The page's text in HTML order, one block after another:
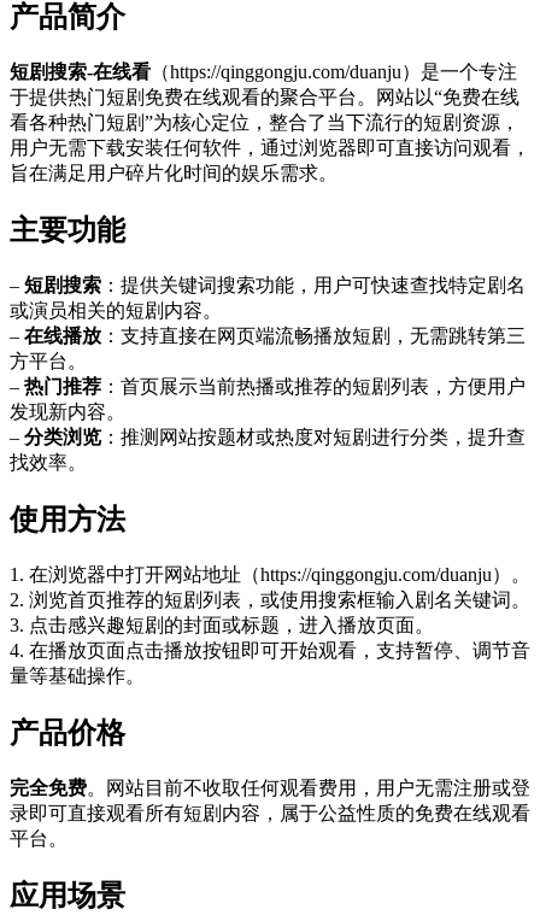
产品简介
短剧搜索-在线看 （https://qinggongju.com/duanju）是一个专注
于提供热门短剧免费在线观看的聚合平台。网站以“免费在线
看各种热门短剧”为核心定位，整合了当下流行的短剧资源，
用户无需下载安装任何软件，通过浏览器即可直接访问观看，
旨在满足用户碎片化时间的娱乐需求。
主要功能
– 短剧搜索 ：提供关键词搜索功能，用户可快速查找特定剧名
或演员相关的短剧内容。
– 在线播放 ：支持直接在网页端流畅播放短剧，无需跳转第三
方平台。
– 热门推荐 ：首页展示当前热播或推荐的短剧列表，方便用户
发现新内容。
– 分类浏览 ：推测网站按题材或热度对短剧进行分类，提升查
找效率。
使用方法
1. 在浏览器中打开网站地址（https://qinggongju.com/duanju）。
2. 浏览首页推荐的短剧列表，或使用搜索框输入剧名关键词。
3. 点击感兴趣短剧的封面或标题，进入播放页面。
4. 在播放页面点击播放按钮即可开始观看，支持暂停、调节音
量等基础操作。
产品价格
完全免费。网站目前不收取任何观看费用，用户无需注册或登
录即可直接观看所有短剧内容，属于公益性质的免费在线观看
平台。
应用场景